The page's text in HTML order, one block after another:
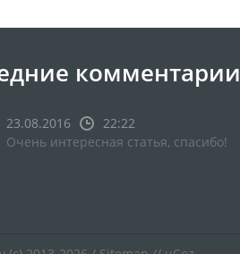
комментарии
23.08.2016
22:22
Очень интересная статья, спасибо!